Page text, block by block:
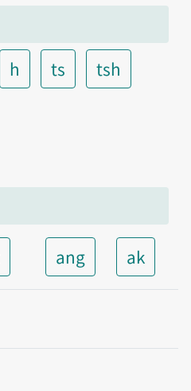
h ts
tsh
ang ak